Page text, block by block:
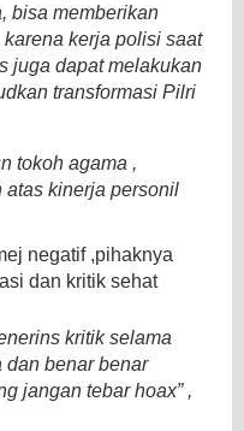
bisa memberikan
kerja polisi saat
juga dapat melakukan
transformasi Pilri
tokoh agama ,
atas kinerja personil
negatif ,pihaknya
dan kritik sehat
kritik selama
dan benar benar
jangan tebar hoax” ,